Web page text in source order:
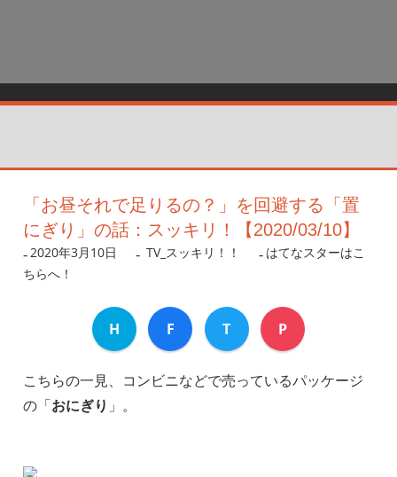
「お昼それで足りるの？」を回避する「置
にぎり」の話：スッキリ！【2020/03/10】
2020年3月10日 nanigoto
TV_スッキリ！！
はてなスターはこ
ちらへ！
H F T P
こちらの一見、コンビニなどで売っているパッケージ
の「おにぎり 」。